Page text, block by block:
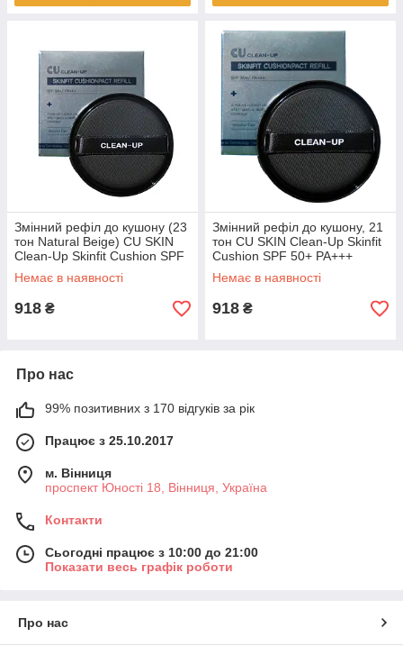
Змінний рефіл до кушону (23
тон Natural Beige) CU SKIN
Clean-Up Skinfit Cushion SPF
50+ PA+++ (223036)
Немає в наявності
918 ₴
Змінний рефіл до кушону, 21
тон CU SKIN Clean-Up Skinfit
Cushion SPF 50+ PA+++
(223029)
Немає в наявності
918 ₴
Про нас
99% позитивних з 170 відгуків за рік
Працює з 25.10.2017
м. Вінниця
проспект Юності 18, Вінниця, Україна
Контакти
Сьогодні працює з 10:00 до 21:00
Показати весь графік роботи
Про нас